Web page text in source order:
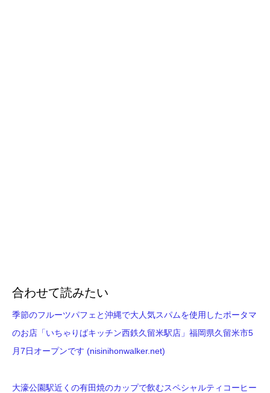
合わせて読みたい
季節のフルーツパフェと沖縄で大人気スパムを使用したポータマ
のお店「いちゃりばキッチン西鉄久留米駅店」福岡県久留米市5
月7日オープンです (nisinihonwalker.net)
大濠公園駅近くの有田焼のカップで飲むスペシャルティコーヒー